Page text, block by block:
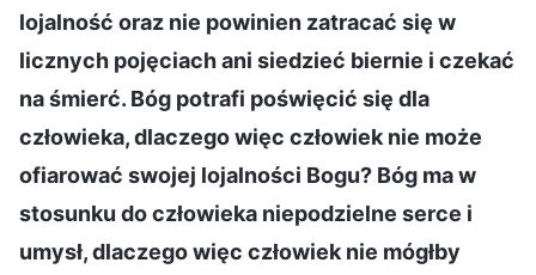
lojalność oraz nie powinien zatracać się w
licznych pojęciach ani siedzieć biernie i czekać
na śmierć. Bóg potrafi poświęcić się dla
człowieka, dlaczego więc człowiek nie może
ofiarować swojej lojalności Bogu? Bóg ma w
stosunku do człowieka niepodzielne serce i
umysł, dlaczego więc człowiek nie mógłby